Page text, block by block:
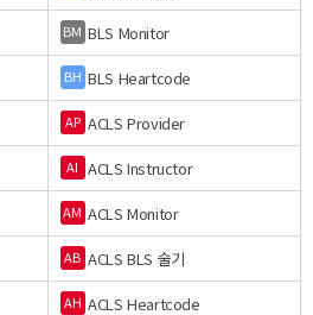
BM BLS Monitor
BH BLS Heartcode
AP ACLS Provider
AI ACLS Instructor
AM ACLS Monitor
AB ACLS BLS 술기
AH ACLS Heartcode